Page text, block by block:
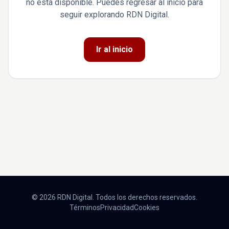
no está disponible. Puedes regresar al inicio para
seguir explorando RDN Digital.
Ir al inicio
© 2026 RDN Digital. Todos los derechos reservados.
TérminosPrivacidadCookies